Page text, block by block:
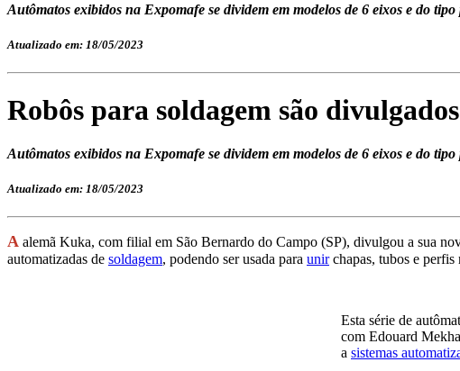
Autômatos exibidos na Expomafe se dividem em modelos de 6 eixos e do
Atualizado em: 18/05/2023
Robôs para soldagem são
Autômatos exibidos na Expomafe se dividem em modelos de 6 eixos e do
Atualizado em: 18/05/2023
A alemã Kuka, com filial em São Bernardo do Campo (SP), divulgou a sua
automatizadas de soldagem, podendo ser usada para unirchapas, tubos e perfis
Esta série de
com Edouard
a sistemas